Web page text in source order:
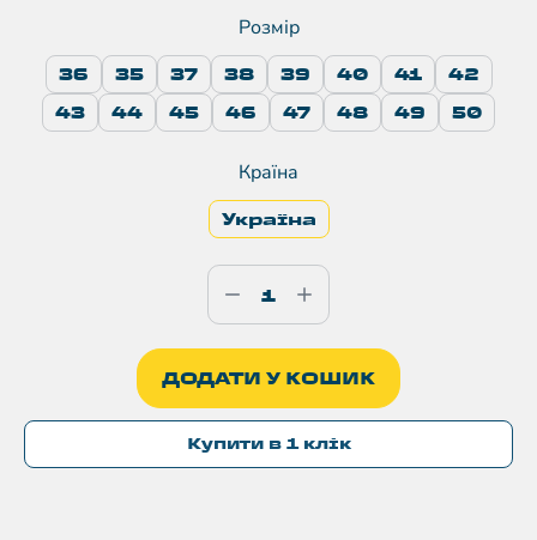
Розмір
36 35 37 38 39 40 41
42
43
44 45 46 47 48 49 50
Країна
Україна
ДОДАТИ У КОШИК
Купити в 1 клік